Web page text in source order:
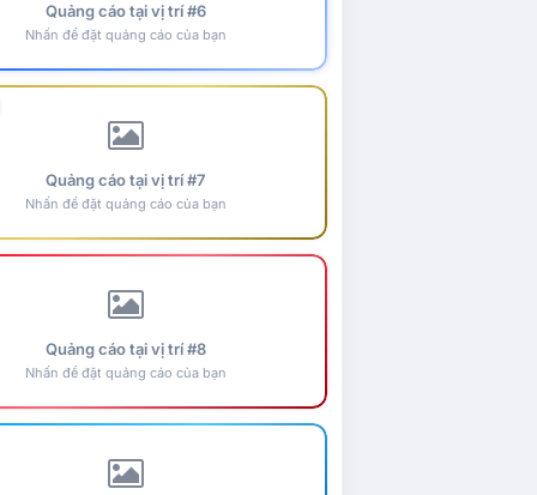
Quảng cáo tại vị trí #6
Nhấn để đặt quảng cáo của bạn
Quảng cáo tại vị trí #7
Nhấn để đặt quảng cáo của bạn
Quảng cáo tại vị trí #8
Nhấn để đặt quảng cáo của bạn